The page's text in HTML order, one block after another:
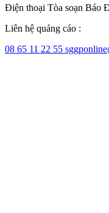
Điện thoại Tòa soạn Báo
Liên hệ quảng cáo :
08 65 11 22 55